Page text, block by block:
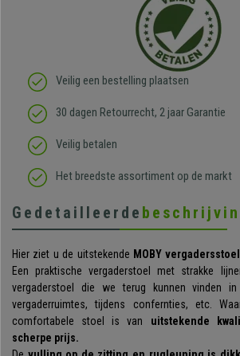
Veilig een bestelling plaatsen
30 dagen Retourrecht, 2 jaar Garantie
Veilig betalen
Het breedste assortiment op de markt
Gedetailleerde
Hier ziet u de uitstekende MOBY vergadersstoel
Eenpraktische vergaderstoel met strakke
vergaderstoel die we terug kunnen vinden in
vergaderruimtes, tijdens confernties, etc.
comfortabele stoel is van uitstekende
scherpe prijs.